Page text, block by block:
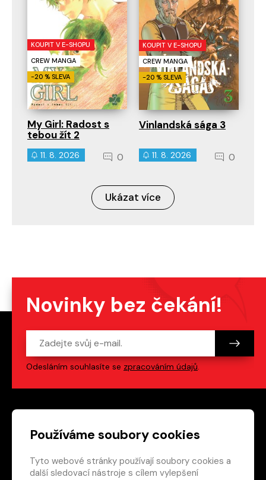
Používáme soubory cookies
Tyto webové stránky používají soubory cookies a
další sledovací nástroje s cílem vylepšení
KOUPIT V E-SHOPU
CREW MANGA
-20 % SLEVA
My Girl: Radost s
tebou žít 2
11. 8. 2026 0
KOUPIT V E-SHOPU
CREW MANGA
-20 % SLEVA
Vinlandská sága 3
11. 8. 2026 0
Ukázat více
Novinky bez čekání!
Odesláním souhlasíte se zpracováním údajů
Patička webu Odkazy na sociální
Vedlejší navigace
redakce@crew.cz